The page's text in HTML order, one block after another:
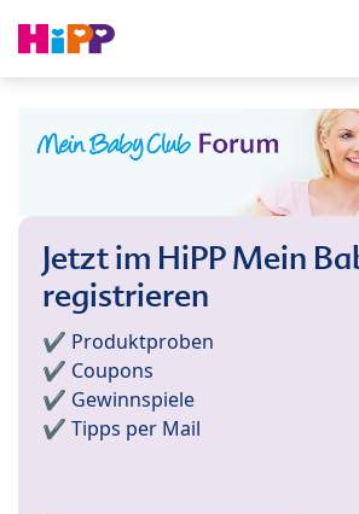
Jetzt im HiPP Mein
registrieren
✔️ Produktproben
✔️ Coupons
✔️ Gewinnspiele
✔️ Tipps per Mail